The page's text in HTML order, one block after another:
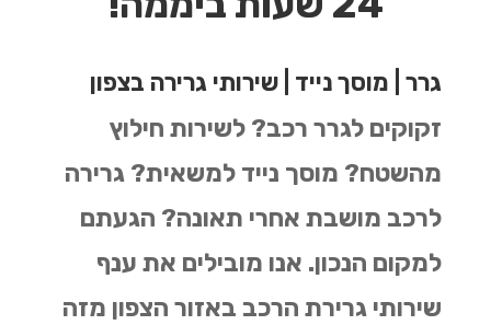
גרר | מוסך נייד | שירותי גרירה בצפון
זקוקים לגרר רכב? לשירות חילוץ
מהשטח? מוסך נייד למשאית? גרירה
לרכב מושבת אחרי תאונה? הגעתם
למקום הנכון. אנו מובילים את ענף
שירותי גרירת הרכב באזור הצפון מזה